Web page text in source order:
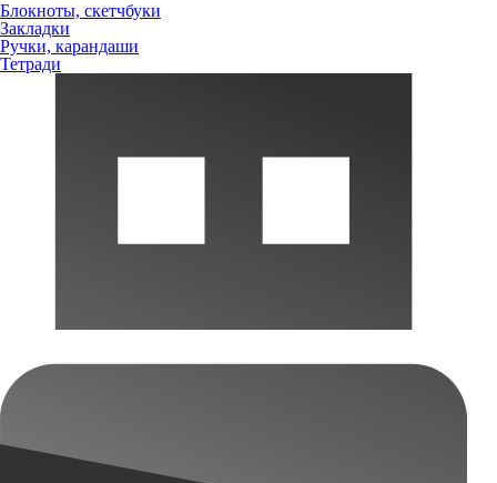
Блокноты, скетчбуки
Закладки
Ручки, карандаши
Тетради